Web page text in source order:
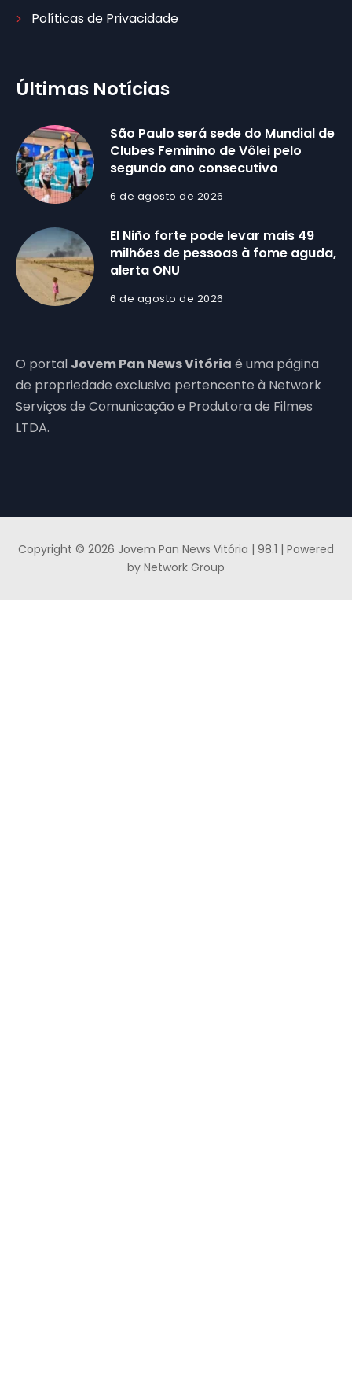
Políticas de Privacidade
Últimas Notícias
São Paulo será sede do Mundial de
Clubes Feminino de Vôlei pelo
segundo ano consecutivo
6 de agosto de 2026
El Niño forte pode levar mais 49
milhões de pessoas à fome aguda,
alerta ONU
6 de agosto de 2026
O portal Jovem Pan News Vitória é uma página
de propriedade exclusiva pertencente à Network
Serviços de Comunicação e Produtora de Filmes
LTDA.
Copyright © 2026 Jovem Pan News Vitória | 98.1 | Powered
by Network Group